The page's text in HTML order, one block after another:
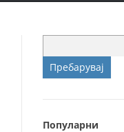
СПОРТ
за:
Популарни